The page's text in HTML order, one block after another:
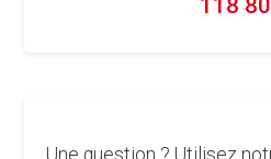
Une question ? Utilisez